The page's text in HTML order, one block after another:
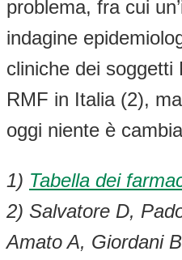
problema, fra cui
indagine
cliniche dei soggetti
RMF in Italia (2),
oggi niente è
1) Tabella dei
2) Salvatore D,
Amato A, Giordani